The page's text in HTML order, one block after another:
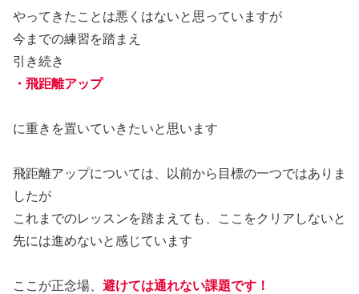
やってきたことは悪くはないと思っていますが
今までの練習を踏まえ
引き続き
・飛距離アップ
に重きを置いていきたいと思います
飛距離アップについては、以前から目標の一つではありま
したが
これまでのレッスンを踏まえても、ここをクリアしないと
先には進めないと感じています
ここが正念場、 避けては通れない課題です！